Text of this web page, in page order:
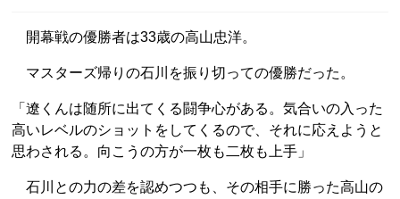
開幕戦の優勝者は33歳の高山忠洋。
マスターズ帰りの石川を振り切っての優勝だった。
「遼くんは随所に出てくる闘争心がある。気合いの入った
高いレベルのショットをしてくるので、それに応えようと
思わされる。向こうの方が一枚も二枚も上手」
石川との力の差を認めつつも、その相手に勝った高山の